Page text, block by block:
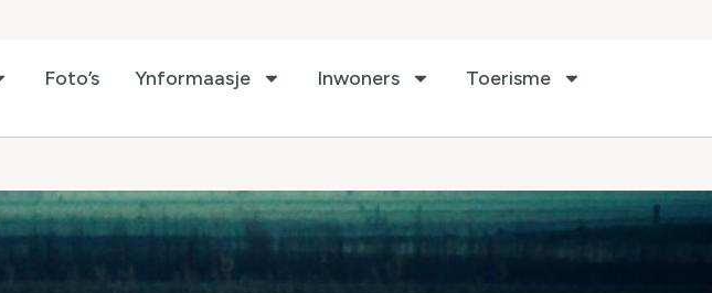
Foto’s Ynformaasje Inwoners Toerisme